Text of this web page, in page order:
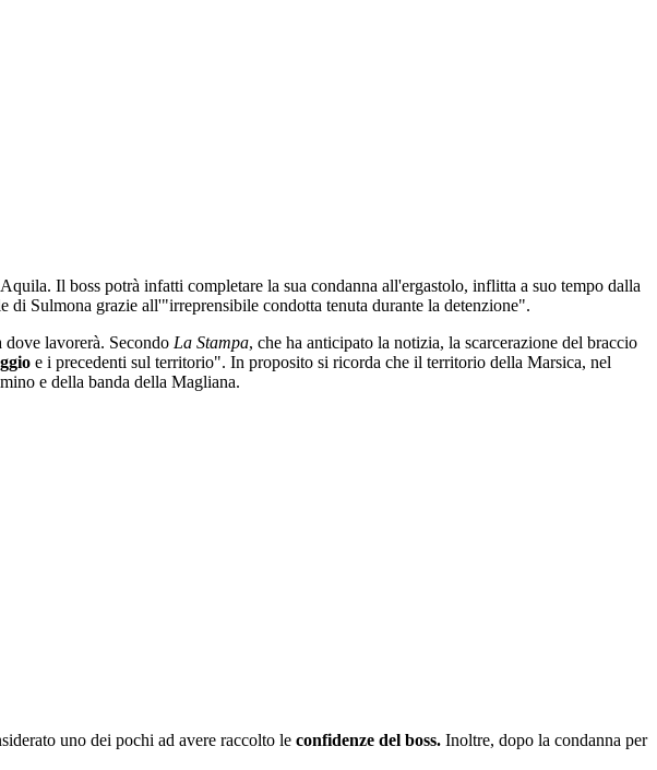
Il boss potrà infatti completare la sua condanna all'ergastolo, inflitta a suo tempo dalla
di Sulmona grazie all'"irreprensibile condotta tenuta durante la detenzione".
lavorerà. Secondo La Stampa, che ha anticipato la notizia, la scarcerazione del braccio
e i precedenti sul territorio". In proposito si ricorda che il territorio della Marsica, nel
e della banda della Magliana.
uno dei pochi ad avere raccolto le confidenze del boss. Inoltre, dopo la condanna per